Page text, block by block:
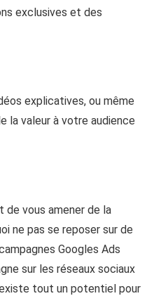
exclusives et des
explicatives, ou même
la valeur à votre audience
de vous amener de la
ne pas se reposer sur de
Googles Ads
sur les réseaux sociaux
tout un potentiel pour